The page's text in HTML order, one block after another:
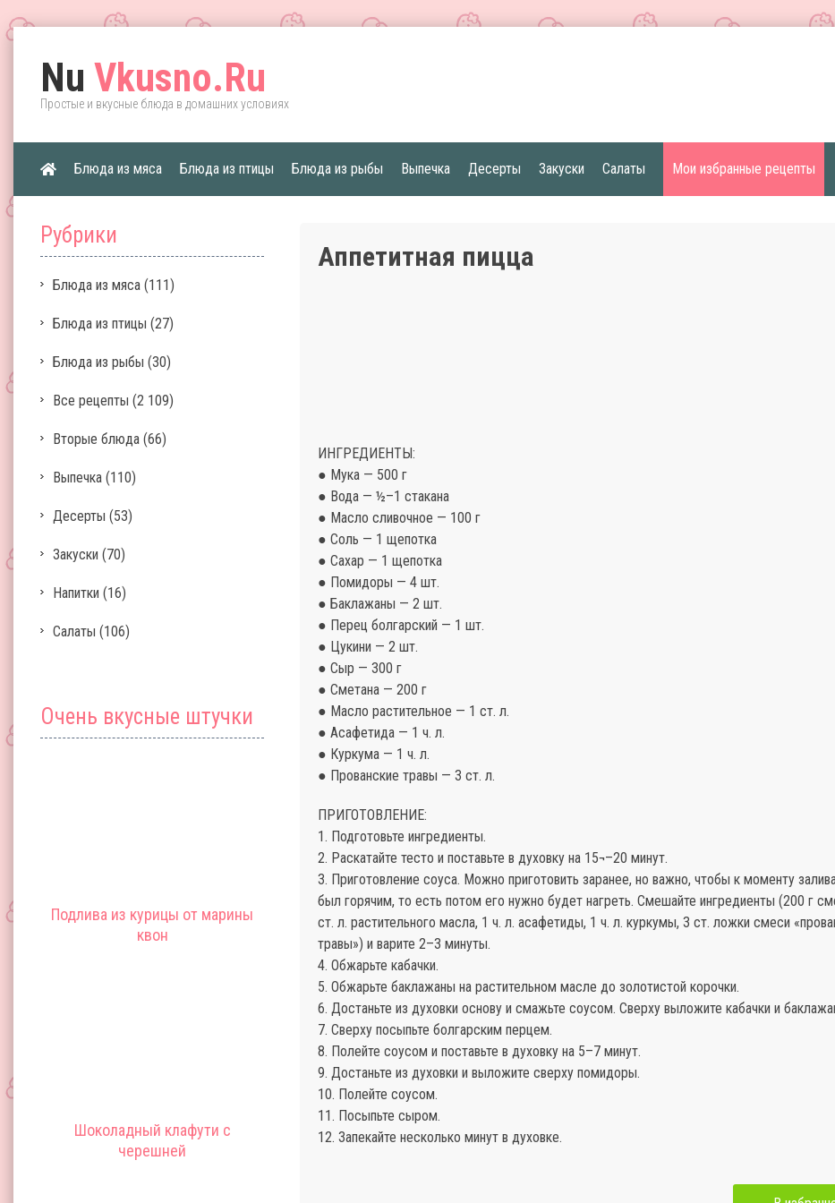
Nu Vkusno.Ru
Простые и вкусные блюда в домашних условиях
Блюда из мяса Блюда из птицы Блюда из рыбы Выпечка Десерты Закуски Салаты Мои избранные рецепты
Рубрики
Блюда из мяса (111)
Блюда из птицы (27)
Блюда из рыбы (30)
Все рецепты (2 109)
Вторые блюда (66)
Выпечка (110)
Десерты (53)
Закуски (70)
Напитки (16)
Салаты (106)
Очень вкусные штучки
Подлива из курицы от марины
квон
Шоколадный клафути с
черешней
Аппетитная пицца
ИНГРЕДИЕНТЫ:
● Мука — 500 г
● Вода — ½–1 стакана
● Масло сливочное — 100 г
● Соль — 1 щепотка
● Сахар — 1 щепотка
● Помидоры — 4 шт.
● Баклажаны — 2 шт.
● Перец болгарский — 1 шт.
● Цукини — 2 шт.
● Сыр — 300 г
● Сметана — 200 г
● Масло растительное — 1 ст. л.
● Асафетида — 1 ч. л.
● Куркума — 1 ч. л.
● Прованские травы — 3 ст. л.
ПРИГОТОВЛЕНИЕ:
1. Подготовьте ингредиенты.
2. Раскатайте тесто и поставьте в духовку на 15¬–20 минут.
3. Приготовление соуса. Можно приготовить заранее, но важно, чтобы к моменту
был горячим, то есть потом его нужно будет нагреть. Смешайте ингредиенты (200 г
ст. л. растительного масла, 1 ч. л. асафетиды, 1 ч. л. куркумы, 3 ст. ложки смеси
травы») и варите 2–3 минуты.
4. Обжарьте кабачки.
5. Обжарьте баклажаны на растительном масле до золотистой корочки.
6. Достаньте из духовки основу и смажьте соусом. Сверху выложите кабачки и
7. Сверху посыпьте болгарским перцем.
8. Полейте соусом и поставьте в духовку на 5–7 минут.
9. Достаньте из духовки и выложите сверху помидоры.
10. Полейте соусом.
11. Посыпьте сыром.
12. Запекайте несколько минут в духовке.